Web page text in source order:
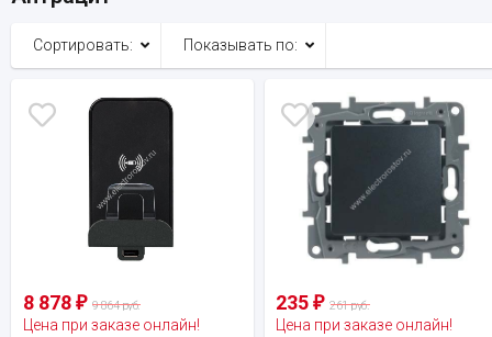
Сортировать: Показывать по:
8 878 ₽ 9 864 руб.
Цена при заказе онлайн!
235₽ 261 руб.
Цена при заказе онлайн!